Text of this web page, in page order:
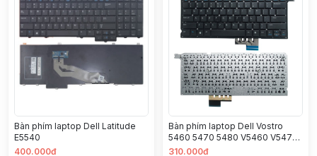
Bàn phím laptop Dell Latitude
E5540
400.000đ
Bàn phím laptop Dell Vostro
5460 5470 5480 V5460 V5470
V5480
310.000đ